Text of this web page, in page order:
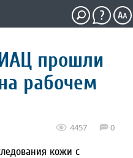
прошли
рабочем
4457 0
кожи с